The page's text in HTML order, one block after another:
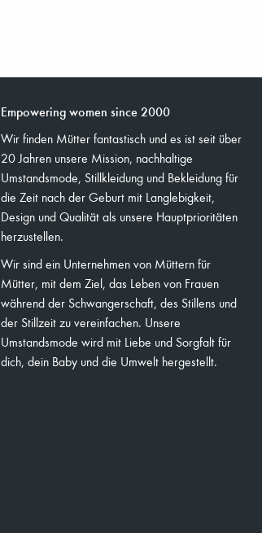
Empowering women since 2000
Wir finden Mütter fantastisch und es ist seit über
20 Jahren unsere Mission, nachhaltige
Umstandsmode, Stillkleidung und Bekleidung für
die Zeit nach der Geburt mit Langlebigkeit,
Design und Qualität als unsere Hauptprioritäten
herzustellen.
Wir sind ein Unternehmen von Müttern für
Mütter, mit dem Ziel, das Leben von Frauen
während der Schwangerschaft, des Stillens und
der Stillzeit zu vereinfachen. Unsere
Umstandsmode wird mit Liebe und Sorgfalt für
dich, dein Baby und die Umwelt hergestellt.